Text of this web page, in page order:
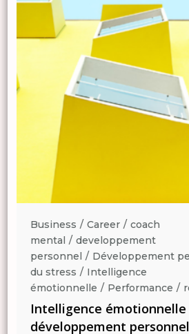
Business Career
coach
mental
developpement
personnel
Développement
du stress
Intelligence
émotionnelle
Performance
Intelligence
développement personnel